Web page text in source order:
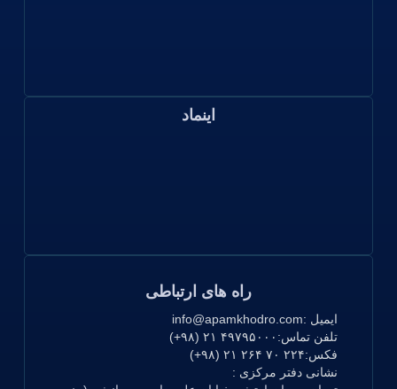
اینماد
راه های ارتباطی
ایمیل :info@apamkhodro.com
تلفن تماس: ۴۹۷۹۵۰۰۰ ۲۱ (۹۸+)
فکس:۲۲۴ ۷۰ ۲۶۴ ۲۱ (۹۸+)
نشانی دفتر مرکزی :